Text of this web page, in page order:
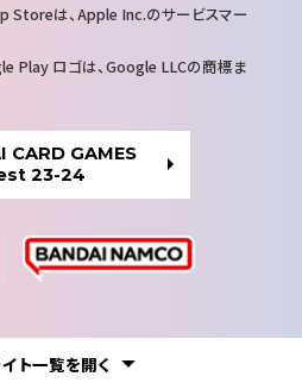
Storeは、Apple Inc.のサービスマー
Play ロゴは、Google LLCの商標ま
CARD GAMES
23-24
ト一覧を開く